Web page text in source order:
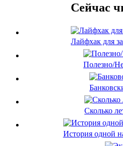
Сейчас
Лайфхак для
Полезно/
Сколько
История одной